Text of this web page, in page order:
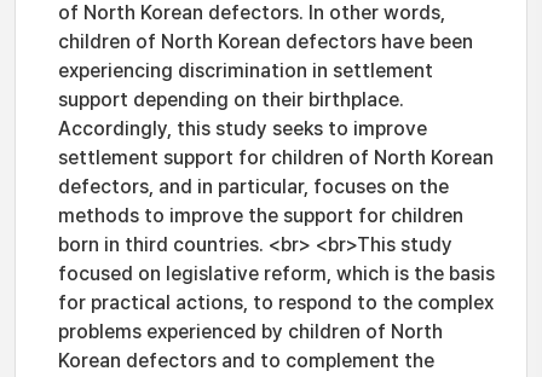
of North Korean defectors. In other words,
children of North Korean defectors have been
experiencing discrimination in settlement
support depending on their birthplace.
Accordingly, this study seeks to improve
settlement support for children of North Korean
defectors, and in particular, focuses on the
methods to improve the support for children
born in third countries. <br> <br>This study
focused on legislative reform, which is the basis
for practical actions, to respond to the complex
problems experienced by children of North
Korean defectors and to complement the